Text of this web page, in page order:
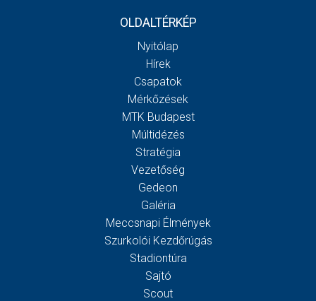
OLDALTÉRKÉP
Nyitólap
Hírek
Csapatok
Mérkőzések
MTK Budapest
Múltidézés
Stratégia
Vezetőség
Gedeon
Galéria
Meccsnapi Élmények
Szurkolói Kezdőrúgás
Stadiontúra
Sajtó
Scout